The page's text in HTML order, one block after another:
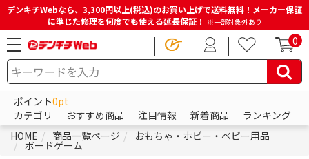
デンキチWebなら、3,300円以上(税込)のお買い上げで送料無料！メーカー保証
に準じた修理を何度でも使える延長保証！ ※一部対象外あり
0
ポイント0pt
カテゴリ
おすすめ商品 注目情報 新着商品
ランキング
HOME
商品一覧ページ おもちゃ・ホビー・ベビー用品
ボードゲーム